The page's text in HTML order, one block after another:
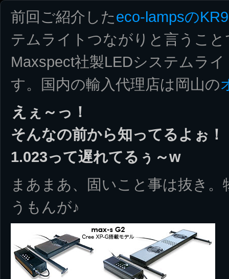
前回ご紹介したeco-lampsの
テムライトつながりと言うこ
Maxspect社製LEDシステムライ
す。国内の輸入代理店は岡山の
えぇ～っ！
そんなの前から知ってるよぉ！
1.023って遅れてるぅ～w
まあまあ、固いこと事は抜き
うもんが♪